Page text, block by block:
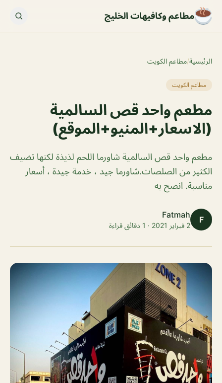
مطاعم وكافيهات الخليج
الرئيسية/مطاعم الكويت
مطاعم الكويت
مطعم واحد قص السالمية
(الاسعار+المنيو+الموقع)
مطعم واحد قص السالمية شاورما اللحم لذيذة لكنها تضيف
الكثير من الصلصات.شاورما جيد ، خدمة جيدة ، أسعار
مناسبة. انصح به
F
Fatmah
2 فبراير 2021 · 1 دقائق قراءة